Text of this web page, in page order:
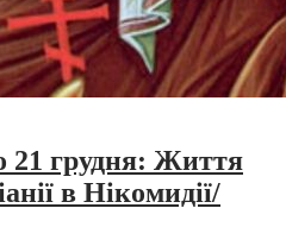
21 грудня: Життя
в Нікомидії/